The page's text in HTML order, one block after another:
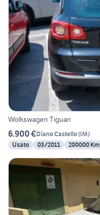
Wolkswagen Tiguan
6.900 €Diano Castello(IM)
Usato
03/2011 200000 Km